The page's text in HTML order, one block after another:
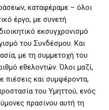
καταφέραμε – όλοι
έργο, με συνετή
εκσυγχρονισμό
του Συνδέσμου. Και
με τη συμμετοχή του
εθελοντών. Όλοι μαζί,
πιέσεις και συμφέροντα,
του Υμηττού, ενός
πρασίνου αυτή τη